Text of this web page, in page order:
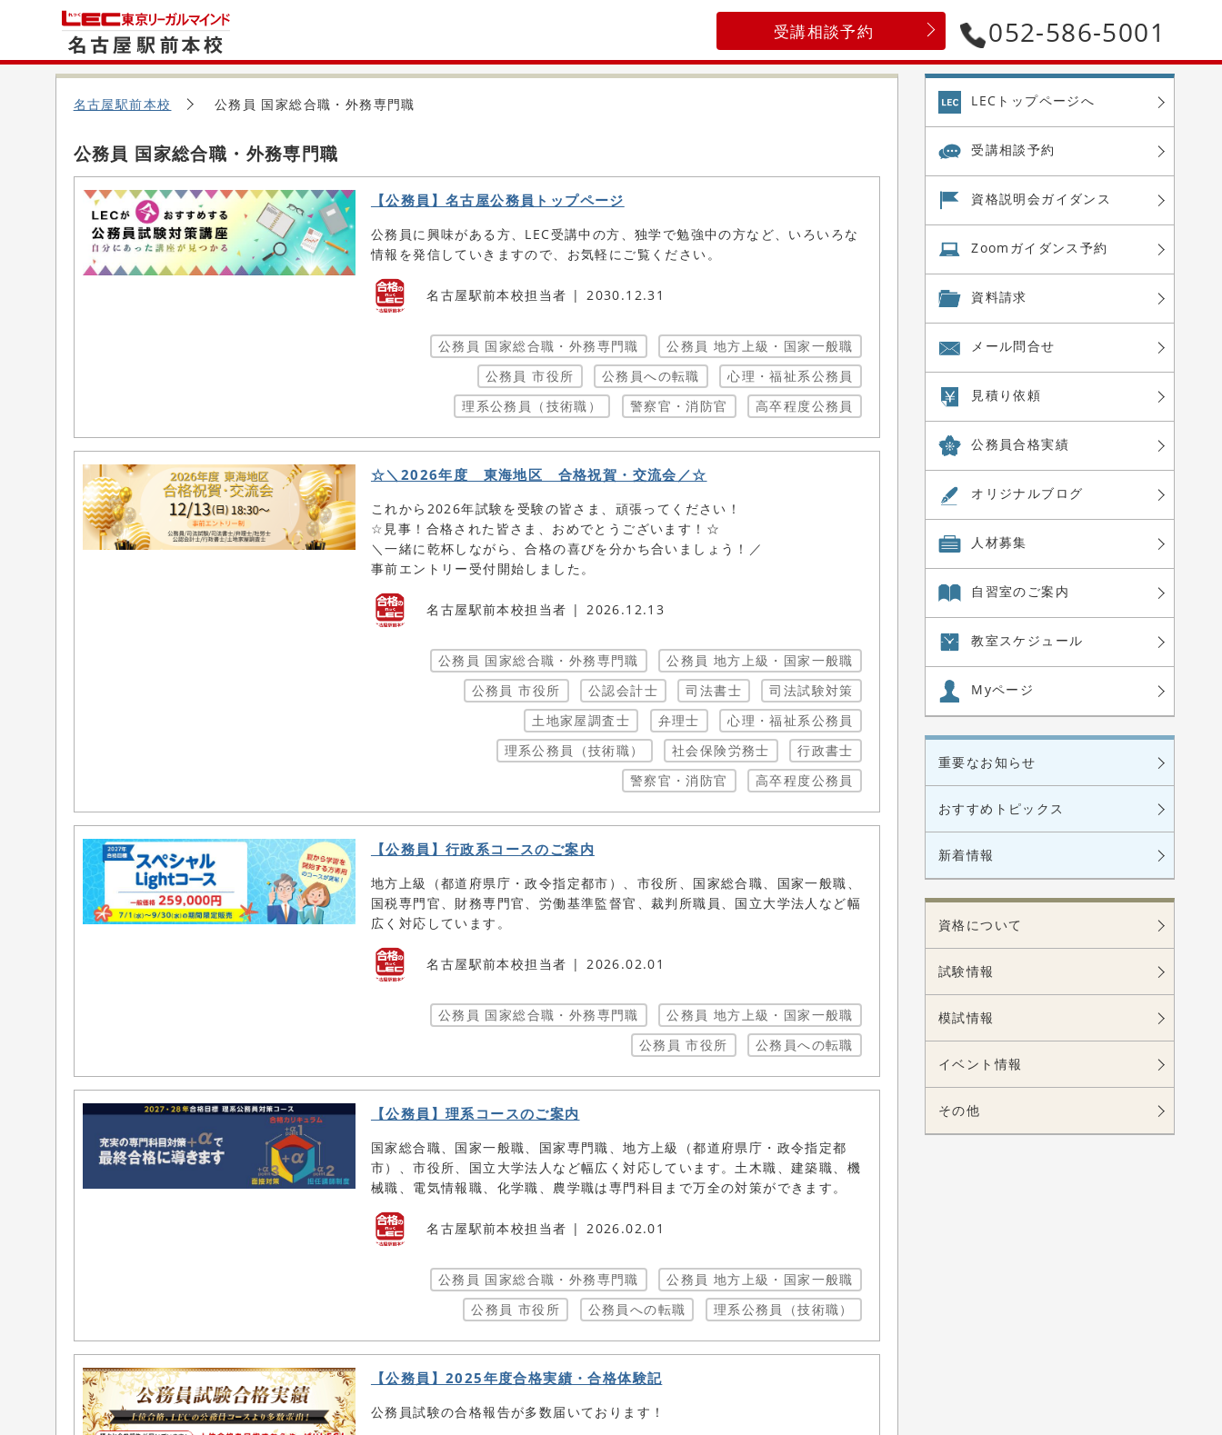
052-586-5001
受講相談予約
名古屋駅前本校 公務員 国家総合職・外務専門職
公務員 国家総合職・外務専門職
【公務員】名古屋公務員トップページ
公務員に興味がある方、LEC受講中の方、独学で勉強中の方など、いろいろな
情報を発信していきますので、お気軽にご覧ください。
名古屋駅前本校担当者 2030.12.31
公務員 国家総合職・外務専門職
公務員 地方上級・国家一般職
公務員 市役所
公務員への転職
心理・福祉系公務員
理系公務員（技術職）
警察官・消防官 高卒程度公務員
☆＼2026年度 東海地区 合格祝賀・交流会／☆
これから2026年試験を受験の皆さま、頑張ってください！
☆見事！合格された皆さま、おめでとうございます！☆
＼一緒に乾杯しながら、合格の喜びを分かち合いましょう！／
事前エントリー受付開始しました。
名古屋駅前本校担当者 2026.12.13
公務員 国家総合職・外務専門職
公務員 地方上級・国家一般職
公務員 市役所
公認会計士 司法書士
司法試験対策
土地家屋調査士
弁理士
心理・福祉系公務員
理系公務員（技術職）
社会保険労務士
行政書士
警察官・消防官
高卒程度公務員
【公務員】行政系コースのご案内
地方上級（都道府県庁・政令指定都市）、市役所、国家総合職、国家一般職、
国税専門官、財務専門官、労働基準監督官、裁判所職員、国立大学法人など幅
広く対応しています。
名古屋駅前本校担当者 2026.02.01
公務員 国家総合職・外務専門職
公務員 地方上級・国家一般職
公務員 市役所
公務員への転職
【公務員】理系コースのご案内
国家総合職、国家一般職、国家専門職、地方上級（都道府県庁・政令指定都
市）、市役所、国立大学法人など幅広く対応しています。土木職、建築職、機
械職、電気情報職、化学職、農学職は専門科目まで万全の対策ができます。
名古屋駅前本校担当者 2026.02.01
公務員 国家総合職・外務専門職
公務員 地方上級・国家一般職
公務員 市役所
公務員への転職 理系公務員（技術職）
【公務員】2025年度合格実績・合格体験記
公務員試験の合格報告が多数届いております！
LECトップページへ
受講相談予約
資格説明会ガイダンス
Zoom ガイダンス予約
資料請求
メール問合せ
見積り依頼
公務員合格実績
オリジナルブログ
人材募集
自習室のご案内
教室スケジュール
Myページ
重要なお知らせ
おすすめトピックス
新着情報
資格について
試験情報
模試情報
イベント情報
その他